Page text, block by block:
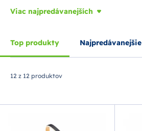
Viac najpredávanejších
Top produkty Najpredávanejšie
12 z 12 produktov